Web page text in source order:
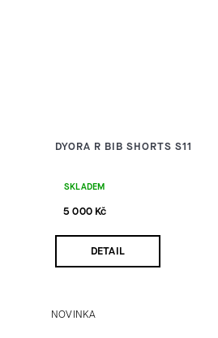
DYORA R BIB SHORTS S11
SKLADEM
5 000 Kč
DETAIL
NOVINKA